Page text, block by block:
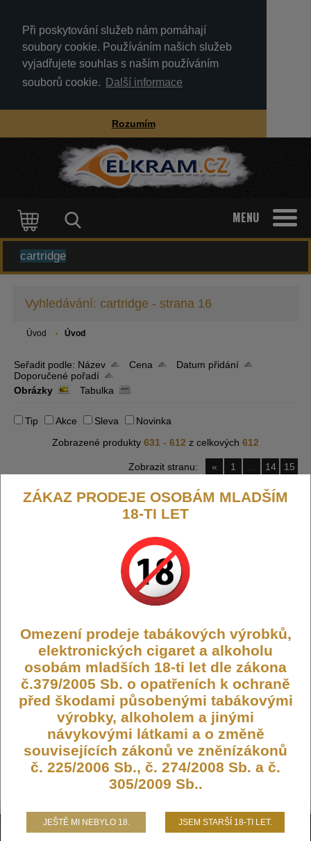
Při poskytování služeb nám pomáhají
soubory cookie. Používáním našich služeb
vyjadřujete souhlas s naším používáním
souborů cookie.
Další informace
Rozumím
MENU
Vyhledávání: cartridge - strana 16
Úvod Úvod
Seřadit podle: Název Cena
Datum přidání
Doporučené pořadí
Obrázky
Tabulka
Tip Akce Sleva
Novinka
Zobrazené produkty 631 - 612 z celkových 612
Zobrazit stranu: « 1 14 15
ZÁKAZ PRODEJE OSOBÁM MLADŠÍM
18-TI LET
Omezení prodeje tabákových výrobků,
elektronických cigaret a alkoholu
osobám mladších 18-ti let dle zákona
č.379/2005 Sb. o opatřeních k ochraně
před škodami působenými tabákovými
výrobky, alkoholem a jinými
návykovými látkami a o změně
souvisejících zákonů ve zněnízákonů
č. 225/2006 Sb., č. 274/2008 Sb. a č.
305/2009 Sb..
JEŠTĚ MI NEBYLO 18. JSEM STARŠÍ 18-TI LET.